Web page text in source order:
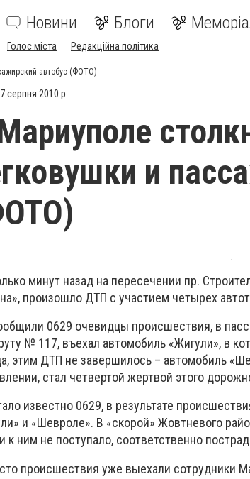
Новини Блоги
Голос міста Редакційна політика
автобус (ФОТО)
серпня 2010 р.
и
минут назад на пересечении пр.
произошло ДТП с участием четырех
0629 очевидцы происшествия, в
№ 117, въехал автомобиль «Жигули», в
этим ДТП не завершилось – автомобиль
стал четвертой жертвой этого
известно 0629, в результате
и «Шевроле». В «скорой» Жовтневого
к ним не поступало, соответственно
происшествия уже выехали сотрудники